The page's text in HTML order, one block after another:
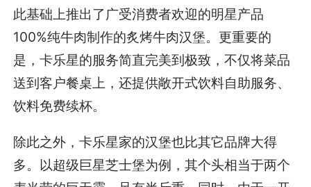
此基础上推出了广受消费者欢迎的明星产品
100%纯牛肉制作的炙烤牛肉汉堡。更重要的
是，卡乐星的服务简直完美到极致，不仅将菜品
送到客户餐桌上，还提供敞开式饮料自助服务、
饮料免费续杯。
除此之外，卡乐星家的汉堡也比其它品牌大得
多。以超级巨星芝士堡为例，其个头相当于两个